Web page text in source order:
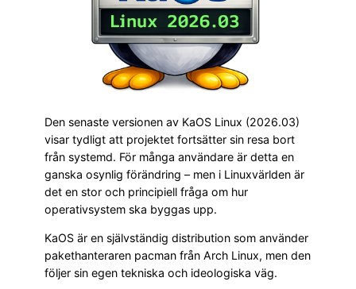
Den senaste versionen av KaOS Linux (2026.03)
visar tydligt att projektet fortsätter sin resa bort
från systemd. För många användare är detta en
ganska osynlig förändring – men i Linuxvärlden är
det en stor och principiell fråga om hur
operativsystem ska byggas upp.
KaOS är en självständig distribution som använder
pakethanteraren pacman från Arch Linux, men den
följer sin egen tekniska och ideologiska väg.